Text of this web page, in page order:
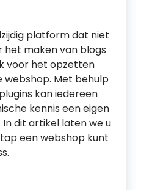
platform dat niet
het maken van blogs
voor het opzetten
webshop. Met behulp
kan iedereen
kennis een eigen
dit artikel laten we u
een webshop kunt